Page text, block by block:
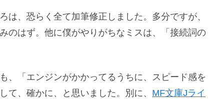
、恐らく全て加筆修正しました。多分ですが、
のはず。他に僕がやりがちなミスは、「接続詞の
、「エンジンがかかってるうちに、スピード感を
て、確かに、と思いました。別に、 MF文庫Jライ